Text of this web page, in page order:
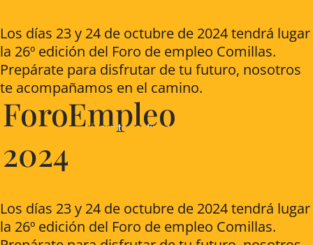
Los días 23 y 24 de octubre de 2024 tendrá lugar
la 26º edición del Foro de empleo Comillas.
Prepárate para disfrutar de tu futuro, nosotros
te acompañamos en el camino.
ForoEmpleo
2024
Los días 23 y 24 de octubre de 2024 tendrá lugar
la 26º edición del Foro de empleo Comillas.